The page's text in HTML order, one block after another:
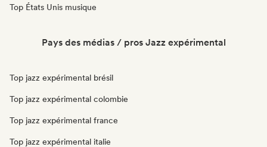
Top États Unis musique
Pays des médias / pros Jazz expérimental
Top jazz expérimental brésil
Top jazz expérimental colombie
Top jazz expérimental france
Top jazz expérimental italie